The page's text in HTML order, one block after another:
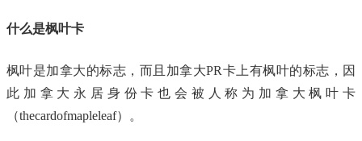
什么是枫叶卡
枫叶是加拿大的标志，而且加拿大PR卡上有枫叶的标志，因
此加拿大永居身份卡也会被人称为加拿大枫叶卡
（thecardofmapleleaf）。